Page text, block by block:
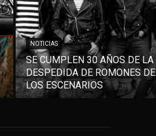
NOTICIAS
SE CUMPLEN 30 AÑOS DE LA
DESPEDIDA DE ROMONES DE
LOS ESCENARIOS